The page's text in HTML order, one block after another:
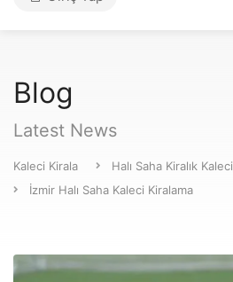
Blog
Latest News
Kaleci Kirala Halı Saha Kiralık Kaleci
İzmir Halı Saha Kaleci Kiralama